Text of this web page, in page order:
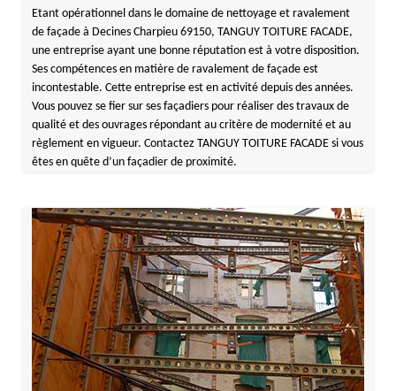
Etant opérationnel dans le domaine de nettoyage et ravalement
de façade à Decines Charpieu 69150, TANGUY TOITURE FACADE,
une entreprise ayant une bonne réputation est à votre disposition.
Ses compétences en matière de ravalement de façade est
incontestable. Cette entreprise est en activité depuis des années.
Vous pouvez se fier sur ses façadiers pour réaliser des travaux de
qualité et des ouvrages répondant au critère de modernité et au
règlement en vigueur. Contactez TANGUY TOITURE FACADE si vous
êtes en quête d’un façadier de proximité.